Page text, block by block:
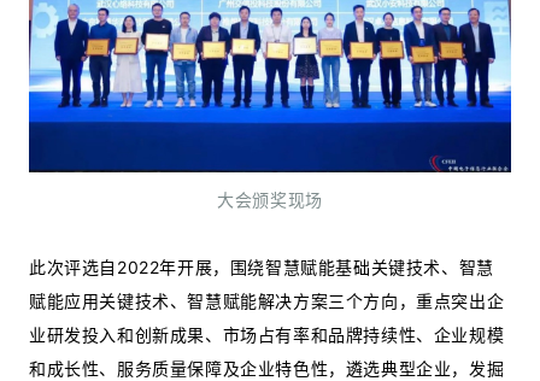
大会颁奖现场
此次评选自2022年开展，围绕智慧赋能基础关键技术、智慧
赋能应用关键技术、智慧赋能解决方案三个方向，重点突出企
业研发投入和创新成果、市场占有率和品牌持续性、企业规模
和成长性、服务质量保障及企业特色性，遴选典型企业，发掘